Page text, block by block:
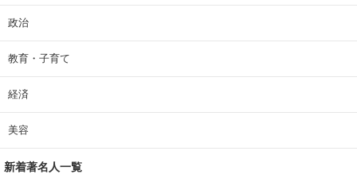
政治
教育・子育て
経済
美容
新着著名人一覧